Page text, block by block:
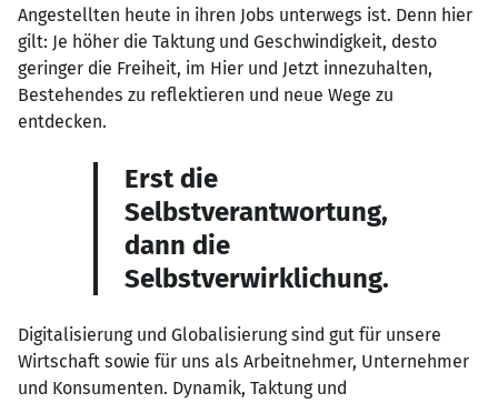
Angestellten heute in ihren Jobs unterwegs ist. Denn hier
gilt: Je höher die Taktung und Geschwindigkeit, desto
geringer die Freiheit, im Hier und Jetzt innezuhalten,
Bestehendes zu reflektieren und neue Wege zu
entdecken.
Erst die
Selbstverantwortung,
dann die
Selbstverwirklichung.
Digitalisierung und Globalisierung sind gut für unsere
Wirtschaft sowie für uns als Arbeitnehmer, Unternehmer
und Konsumenten. Dynamik, Taktung und